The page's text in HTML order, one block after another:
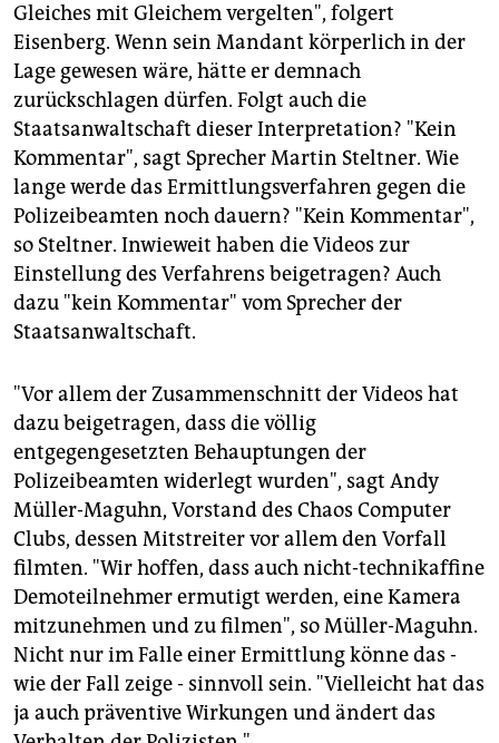
Gleiches mit Gleichem vergelten", folgert
Eisenberg. Wenn sein Mandant körperlich in der
Lage gewesen wäre, hätte er demnach
zurückschlagen dürfen. Folgt auch die
Staatsanwaltschaft dieser Interpretation? "Kein
Kommentar", sagt Sprecher Martin Steltner. Wie
lange werde das Ermittlungsverfahren gegen die
Polizeibeamten noch dauern? "Kein Kommentar",
so Steltner. Inwieweit haben die Videos zur
Einstellung des Verfahrens beigetragen? Auch
dazu "kein Kommentar" vom Sprecher der
Staatsanwaltschaft.
"Vor allem der Zusammenschnitt der Videos hat
dazu beigetragen, dass die völlig
entgegengesetzten Behauptungen der
Polizeibeamten widerlegt wurden", sagt Andy
Müller-Maguhn, Vorstand des Chaos Computer
Clubs, dessen Mitstreiter vor allem den Vorfall
filmten. "Wir hoffen, dass auch nicht-technikaffine
Demoteilnehmer ermutigt werden, eine Kamera
mitzunehmen und zu filmen", so Müller-Maguhn.
Nicht nur im Falle einer Ermittlung könne das -
wie der Fall zeige - sinnvoll sein. "Vielleicht hat das
ja auch präventive Wirkungen und ändert das